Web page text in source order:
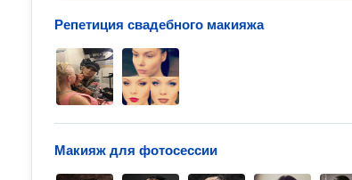
Репетиция свадебного макияжа
Макияж для фотосессии